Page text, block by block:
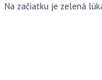
Na začiatku je zelená